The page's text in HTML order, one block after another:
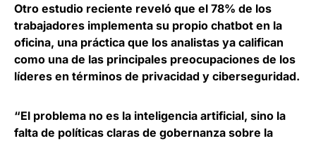
Otro estudio reciente reveló que el 78% de los
trabajadores implementa su propio chatbot en la
oficina, una práctica que los analistas ya califican
como una de las principales preocupaciones de los
líderes en términos de privacidad y ciberseguridad.
“El problema no es la inteligencia artificial, sino la
falta de políticas claras de gobernanza sobre la